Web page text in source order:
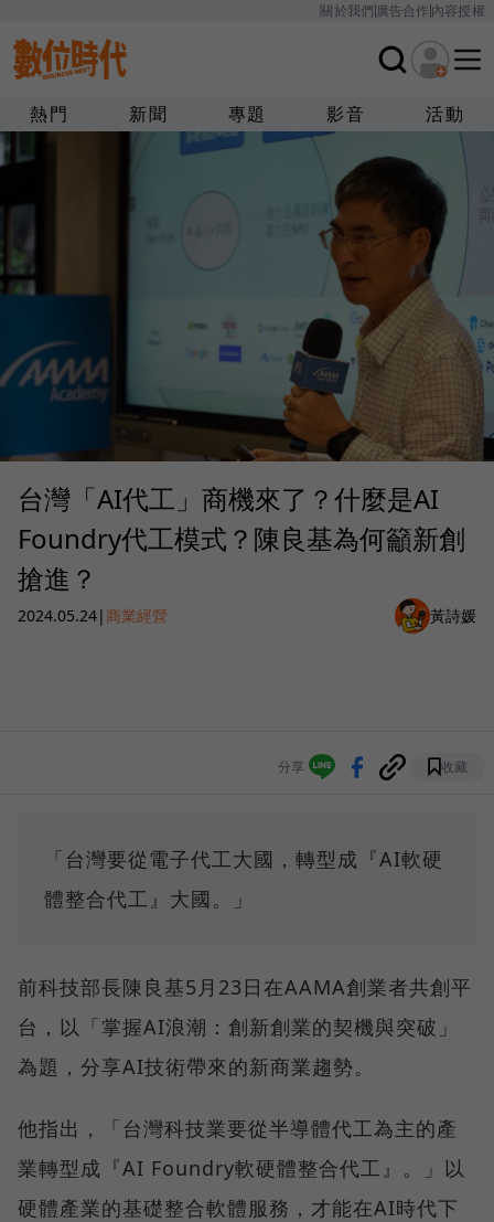
關於我們廣告合作內容授權
熱門 新聞 專題 影音 活動
台灣「AI代工」商機來了？什麼是AI
Foundry代工模式？陳良基為何籲新創
搶進？
2024.05.24|商業經營 黃詩媛
分享 收藏
「台灣要從電子代工大國，轉型成『AI軟硬
體整合代工』大國。」
前科技部長陳良基5月23日在AAMA創業者共創平
台，以「掌握AI浪潮：創新創業的契機與突破」
為題，分享AI技術帶來的新商業趨勢。
他指出，「台灣科技業要從半導體代工為主的產
業轉型成『AI Foundry軟硬體整合代工』。」以
硬體產業的基礎整合軟體服務，才能在AI時代下